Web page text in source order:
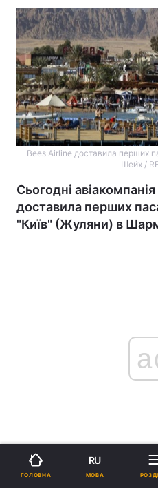
Bees Airline доставила перших
Шейх /
Сьогодні
доставила перших
"Київ" (Жуляни) в
Новий український
свій перший політ до
ГОЛОВНА
RU
МОВА